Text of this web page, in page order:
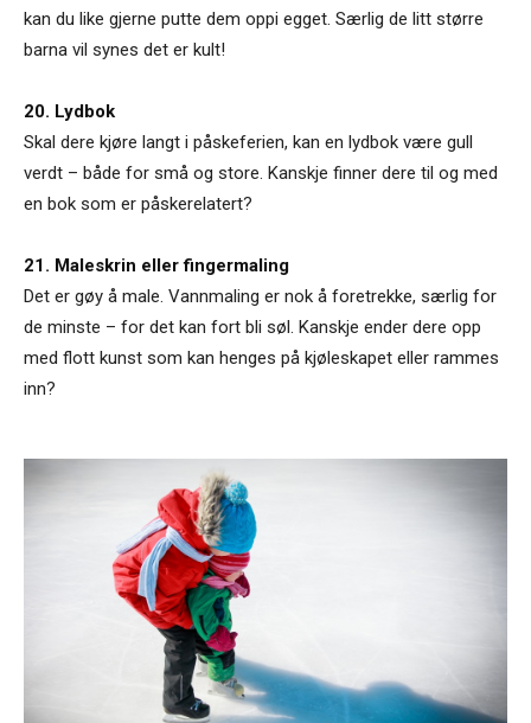
kan du like gjerne putte dem oppi egget. Særlig de litt større
barna vil synes det er kult!
20. Lydbok
Skal dere kjøre langt i påskeferien, kan en lydbok være gull
verdt – både for små og store. Kanskje finner dere til og med
en bok som er påskerelatert?
21. Maleskrin eller fingermaling
Det er gøy å male. Vannmaling er nok å foretrekke, særlig for
de minste – for det kan fort bli søl. Kanskje ender dere opp
med flott kunst som kan henges på kjøleskapet eller rammes
inn?